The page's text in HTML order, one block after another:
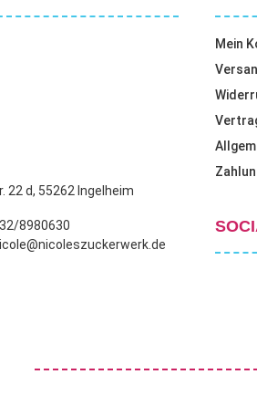
22 d, 55262 Ingelheim
8980630
Mein